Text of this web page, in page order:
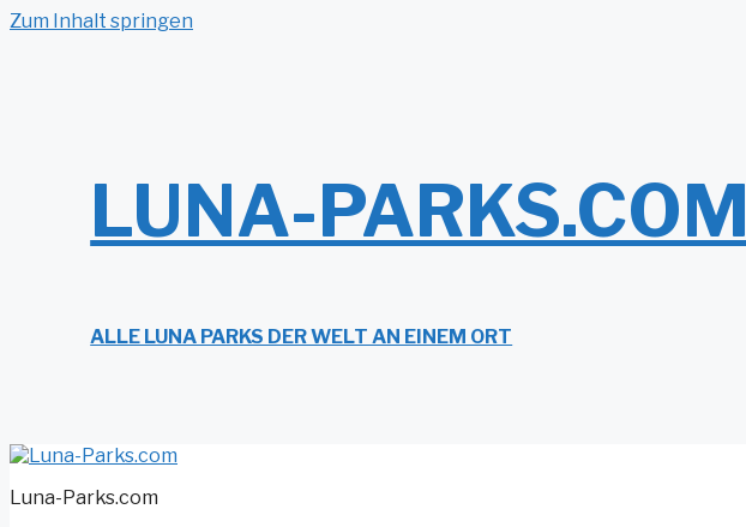
Zum Inhalt springen
LUNA-PARKS.COM
ALLE LUNA PARKS DER WELT AN EINEM ORT
Luna-Parks.com